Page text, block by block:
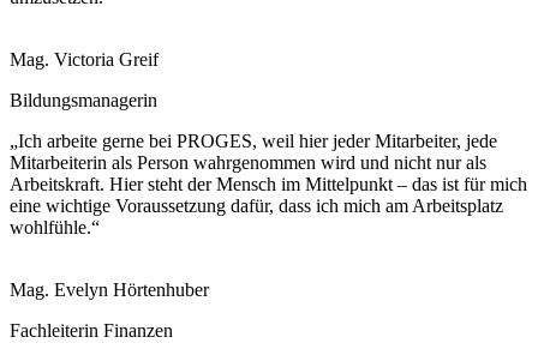
Mag. Victoria Greif
Bildungsmanagerin
„Ich arbeite gerne bei PROGES, weil hier jeder Mitarbeiter, jede
Mitarbeiterin als Person wahrgenommen wird und nicht nur als
Arbeitskraft. Hier steht der Mensch im Mittelpunkt – das ist für mich
eine wichtige Voraussetzung dafür, dass ich mich am Arbeitsplatz
wohlfühle.“
Mag. Evelyn Hörtenhuber
Fachleiterin Finanzen